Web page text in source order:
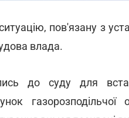
пов'язану з
влада.
до суду для
газорозподільчої